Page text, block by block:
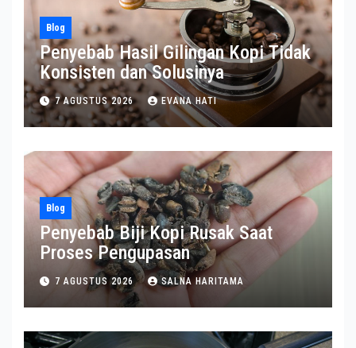
Blog
Penyebab Hasil Gilingan Kopi Tidak
Konsisten dan Solusinya
7 AGUSTUS 2026 EVANA HATI
Blog
Penyebab Biji Kopi Rusak Saat
Proses Pengupasan
7 AGUSTUS 2026 SALNA HARITAMA